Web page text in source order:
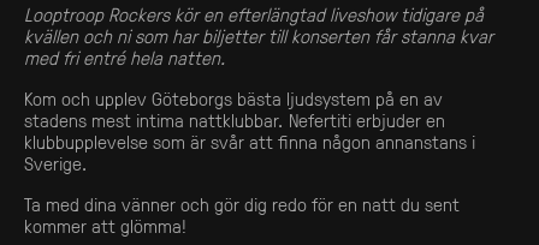
Looptroop Rockers kör en efterlängtad liveshow tidigare på
kvällen och ni som har biljetter till konserten får stanna kvar
med fri entré hela natten.
Kom och upplev Göteborgs bästa ljudsystem på en av
stadens mest intima nattklubbar. Nefertiti erbjuder en
klubbupplevelse som är svår att finna någon annanstans i
Sverige.
Ta med dina vänner och gör dig redo för en natt du sent
kommer att glömma!